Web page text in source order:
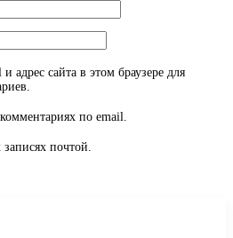
адрес сайта в этом браузере для
по email.
почтой.